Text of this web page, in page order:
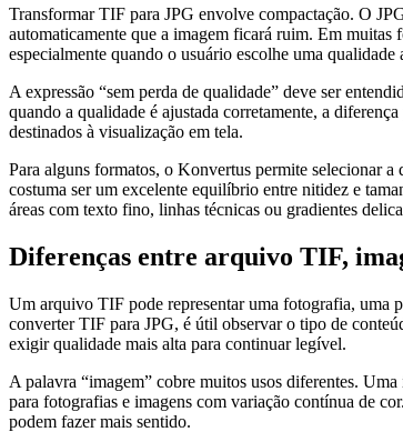
Transformar TIF para JPG envolve compactação. O
automaticamente que a imagem ficará ruim. Em muitas
especialmente quando o usuário escolhe uma qualidade
A expressão “sem perda de qualidade” deve ser
quando a qualidade é ajustada corretamente, a
destinados à visualização em tela.
Para alguns formatos, o Konvertus permite selecionar
costuma ser um excelente equilíbrio entre nitidez e
áreas com texto fino, linhas técnicas ou gradientes
Diferenças entre arquivo TIF,
Um arquivo TIF pode representar uma fotografia, uma
converter TIF para JPG, é útil observar o tipo de
exigir qualidade mais alta para continuar legível.
A palavra “imagem” cobre muitos usos diferentes.
para fotografias e imagens com variação contínua de
podem fazer mais sentido.